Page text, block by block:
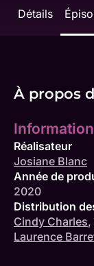
Détails
À propos
Information
Réalisateur
Josiane Blanc
Année de
2020
Distribution
Cindy Charles,
Laurence